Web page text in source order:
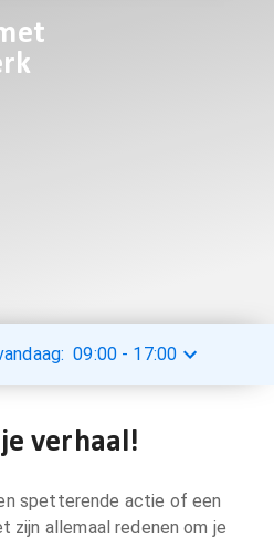
09:00 - 17:00
verhaal!
spetterende actie of een
zijn allemaal redenen om je